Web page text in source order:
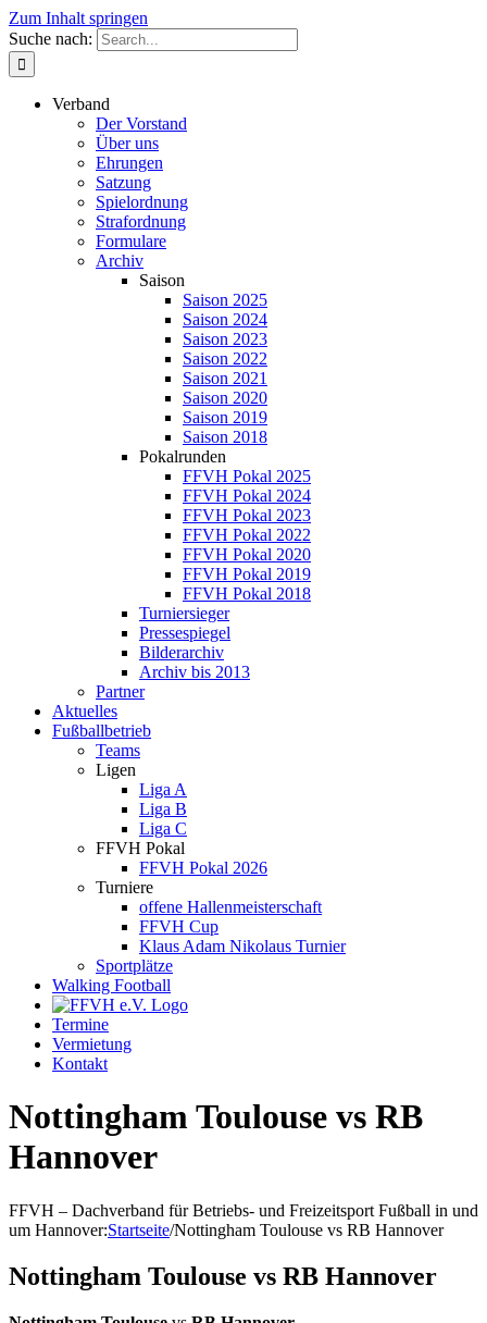
Zum Inhalt springen
Suche nach:
Verband
Der Vorstand
Über uns
Ehrungen
Satzung
Spielordnung
Strafordnung
Formulare
Archiv
Saison
Saison 2025
Saison 2024
Saison 2023
Saison 2022
Saison 2021
Saison 2020
Saison 2019
Saison 2018
Pokalrunden
FFVH Pokal 2025
FFVH Pokal 2024
FFVH Pokal 2023
FFVH Pokal 2022
FFVH Pokal 2020
FFVH Pokal 2019
FFVH Pokal 2018
Turniersieger
Pressespiegel
Bilderarchiv
Archiv bis 2013
Partner
Aktuelles
Fußballbetrieb
Teams
Ligen
Liga A
Liga B
Liga C
FFVH Pokal
FFVH Pokal 2026
Turniere
offene Hallenmeisterschaft
FFVH Cup
Klaus Adam Nikolaus Turnier
Sportplätze
Walking Football
Termine
Vermietung
Kontakt
Nottingham Toulouse vs RB
Hannover
FFVH – Dachverband für Betriebs- und Freizeitsport Fußball in und
um Hannover:Startseite/Nottingham Toulouse vs RB Hannover
Nottingham Toulouse vs RB Hannover